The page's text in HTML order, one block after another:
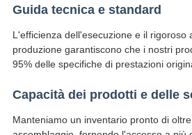
Guida tecnica e standard
L'efficienza dell'esecuzione e il rigoroso
produzione garantiscono che i nostri
95% delle specifiche di prestazioni
Capacità dei prodotti e delle
Manteniamo un inventario pronto di